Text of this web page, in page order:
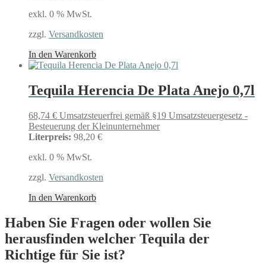
exkl. 0 % MwSt.
zzgl. Versandkosten
In den Warenkorb
Tequila Herencia De Plata Anejo 0,7l
68,74 € Umsatzsteuerfrei gemäß §19 Umsatzsteuergesetz -
Besteuerung der Kleinunternehmer
Literpreis: 98,20 €
exkl. 0 % MwSt.
zzgl. Versandkosten
In den Warenkorb
Haben Sie Fragen oder wollen Sie
herausfinden welcher Tequila der
Richtige für Sie ist?